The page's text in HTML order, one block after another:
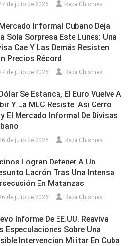
de julio de 2026 Repa Chismes
Informal Cubano Deja
Sola Sorpresa Este Lunes: Una
Cae Y Las Demás Resisten
Precios Récord
de julio de 2026 Repa Chismes
Se Estanca, El Euro Vuelve A
Y La MLC Resiste: Así Cerró
El Mercado Informal De Divisas
de julio de 2026 Repa Chismes
Logran Detener A Un
Ladrón Tras Una Intensa
En Matanzas
de julio de 2026 Repa Chismes
Informe De EE.UU. Reaviva
Especulaciones Sobre Una
Intervención Militar En Cuba